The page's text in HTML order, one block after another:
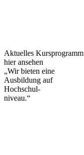
Aktuelles Kursprogramm
hier ansehen
„Wir bieten eine
Ausbildung auf
Hochschul-
niveau.“